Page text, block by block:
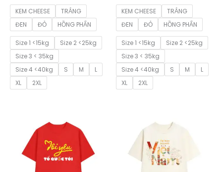
hạng
sao
từ
189.000 ₫
đến
229.000 ₫
KEM CHEESE
TRẮNG
ĐEN
ĐỎ HỒNG PHẤN
Size 1 <15kg
Size 2 <25kg
Size 3 < 35kg
Size 4 <40kg
S M
L
XL
2XL
hạng
sao
từ
189.000 ₫
đến
229.000 ₫
KEM CHEESE
TRẮNG
ĐEN
ĐỎ HỒNG PHẤN
Size 1 <15kg
Size 2 <25kg
Size 3 < 35kg
Size 4 <40kg
S M
L
XL
2XL